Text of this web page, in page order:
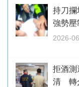
持刀
強勢壓
2026-
拒酒測
清 轉